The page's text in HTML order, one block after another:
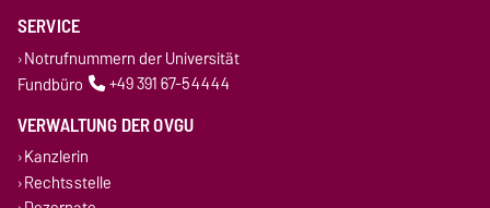
SERVICE
Notrufnummern der Universität
Fundbüro
+49 391 67-54444
VERWALTUNG DER OVGU
Kanzlerin
Rechtsstelle